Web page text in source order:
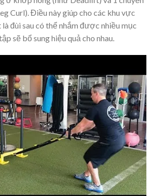
Curl). Điều này giúp cho các khu vực
đùi sau có thể nhắm được nhiều mục
sẽ bổ sung hiệu quả cho nhau.